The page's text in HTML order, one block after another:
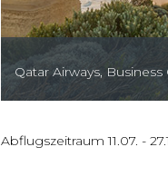
Qatar Airways, Business
Abflugszeitraum 11.07. -